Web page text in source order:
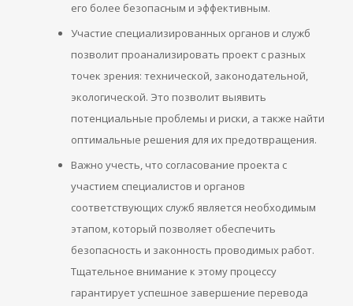
его более безопасным и эффективным.
Участие специализированных органов и служб
позволит проанализировать проект с разных
точек зрения: технической, законодательной,
экологической. Это позволит выявить
потенциальные проблемы и риски, а также найти
оптимальные решения для их предотвращения.
Важно учесть, что согласование проекта с
участием специалистов и органов
соответствующих служб является необходимым
этапом, который позволяет обеспечить
безопасность и законность проводимых работ.
Тщательное внимание к этому процессу
гарантирует успешное завершение перевода